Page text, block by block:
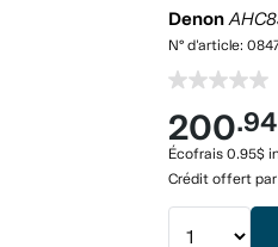
Denon
N° d'article:
200
Écofrais 0.95$
Crédit offert par